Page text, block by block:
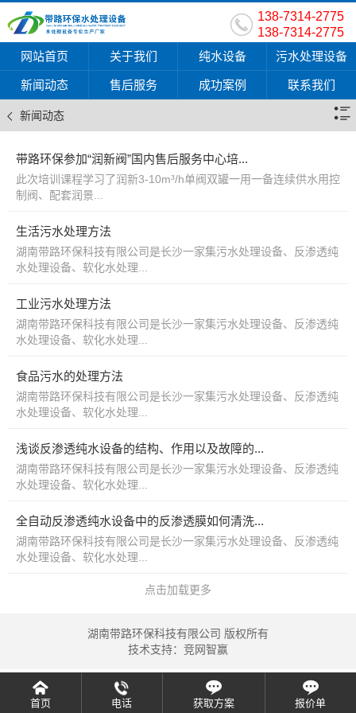
138-7314-2775
138-7314-2775
网站首页
关于我们 纯水设备 污水处理设备
新闻动态 售后服务 成功案例 联系我们
新闻动态
带路环保参加“润新阀”国内售后服务中心培...
此次培训课程学习了润新3-10m³/h单阀双罐一用一备连续供水用控
制阀、配套润景...
生活污水处理方法
湖南带路环保科技有限公司是长沙一家集污水处理设备、反渗透纯
水处理设备、软化水处理...
工业污水处理方法
湖南带路环保科技有限公司是长沙一家集污水处理设备、反渗透纯
水处理设备、软化水处理...
食品污水的处理方法
湖南带路环保科技有限公司是长沙一家集污水处理设备、反渗透纯
水处理设备、软化水处理...
浅谈反渗透纯水设备的结构、作用以及故障的...
湖南带路环保科技有限公司是长沙一家集污水处理设备、反渗透纯
水处理设备、软化水处理...
全自动反渗透纯水设备中的反渗透膜如何清洗...
湖南带路环保科技有限公司是长沙一家集污水处理设备、反渗透纯
水处理设备、软化水处理...
点击加载更多
湖南带路环保科技有限公司 版权所有
技术支持： 竞网智赢
首页 电话 获取方案 报价单